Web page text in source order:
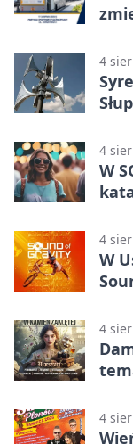
4
4
W
4
W
4
4